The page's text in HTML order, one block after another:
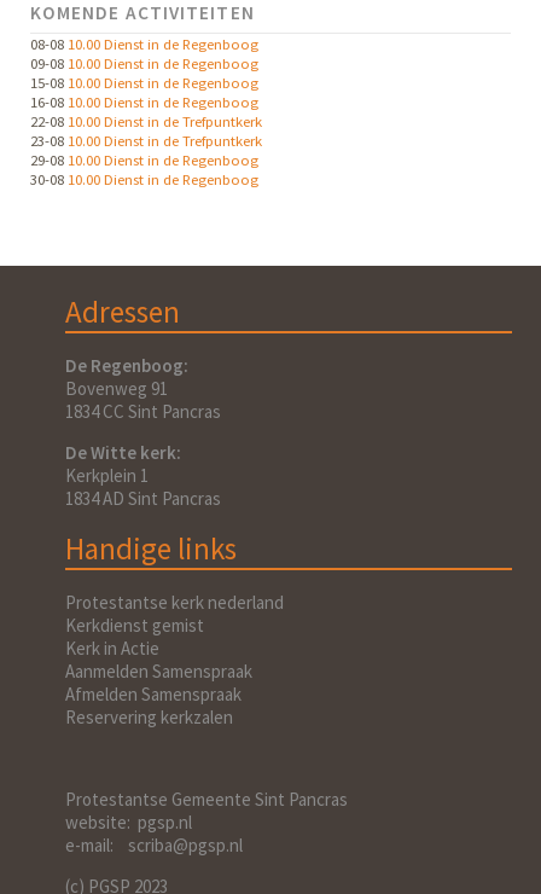
KOMENDE ACTIVITEITEN
08-08 10.00 Dienst in de Regenboog
09-08 10.00 Dienst in de Regenboog
15-08 10.00 Dienst in de Regenboog
16-08 10.00 Dienst in de Regenboog
22-08 10.00 Dienst in de Trefpuntkerk
23-08 10.00 Dienst in de Trefpuntkerk
29-08 10.00 Dienst in de Regenboog
30-08 10.00 Dienst in de Regenboog
Adressen
De Regenboog:
Bovenweg 91
1834 CC Sint Pancras
De Witte kerk:
Kerkplein 1
1834 AD Sint Pancras
Handige links
Protestantse kerk nederland
Kerkdienst gemist
Kerk in Actie
Aanmelden Samenspraak
Afmelden Samenspraak
Reservering kerkzalen
Protestantse Gemeente Sint Pancras
website: pgsp.nl
e-mail: scriba@pgsp.nl
(c) PGSP 2023